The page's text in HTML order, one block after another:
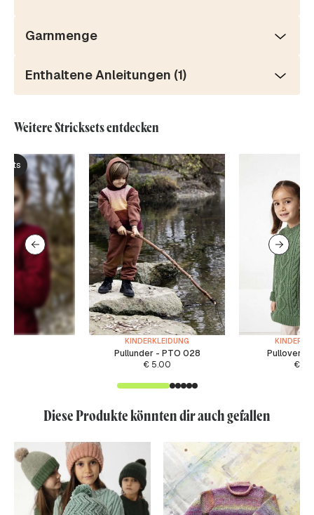
Garnmenge
Enthaltene Anleitungen (1)
Weitere Stricksets entdecken
KINDERKLEIDUNG
Pullunder - PTO 028
€ 5.00
Pullover -
€
Diese Produkte könnten dir auch gefallen